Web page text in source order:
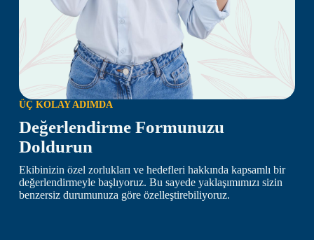
ÜÇ KOLAY ADIMDA
Değerlendirme Formunuzu
Doldurun
Ekibinizin özel zorlukları ve hedefleri hakkında kapsamlı bir
değerlendirmeyle başlıyoruz. Bu sayede yaklaşımımızı sizin
benzersiz durumunuza göre özelleştirebiliyoruz.